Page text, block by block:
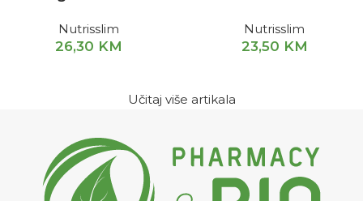
Nutrisslim
26,30 KM
Nutrisslim
23,50 KM
Učitaj više artikala